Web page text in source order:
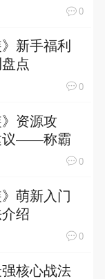
0
新手福利
点
0
》资源攻
议——称霸
0
》萌新入门
绍
0
核心战法